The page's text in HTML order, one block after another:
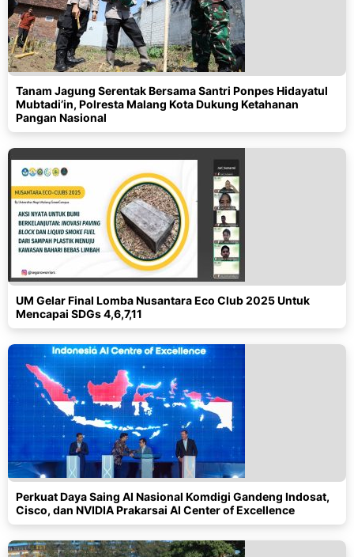
Tanam Jagung Serentak Bersama Santri Ponpes Hidayatul
Mubtadi’in, Polresta Malang Kota Dukung Ketahanan
Pangan Nasional
UM Gelar Final Lomba Nusantara Eco Club 2025 Untuk
Mencapai SDGs 4,6,7,11
Perkuat Daya Saing AI Nasional Komdigi Gandeng Indosat,
Cisco, dan NVIDIA Prakarsai AI Center of Excellence